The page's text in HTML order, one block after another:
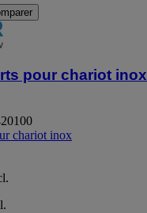
pour chariot inox
chariot inox